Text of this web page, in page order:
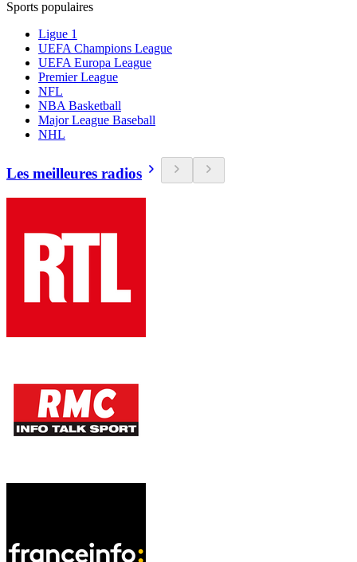
Sports populaires
Ligue 1
UEFA Champions League
UEFA Europa League
Premier League
NFL
NBA Basketball
Major League Baseball
NHL
Les meilleures radios